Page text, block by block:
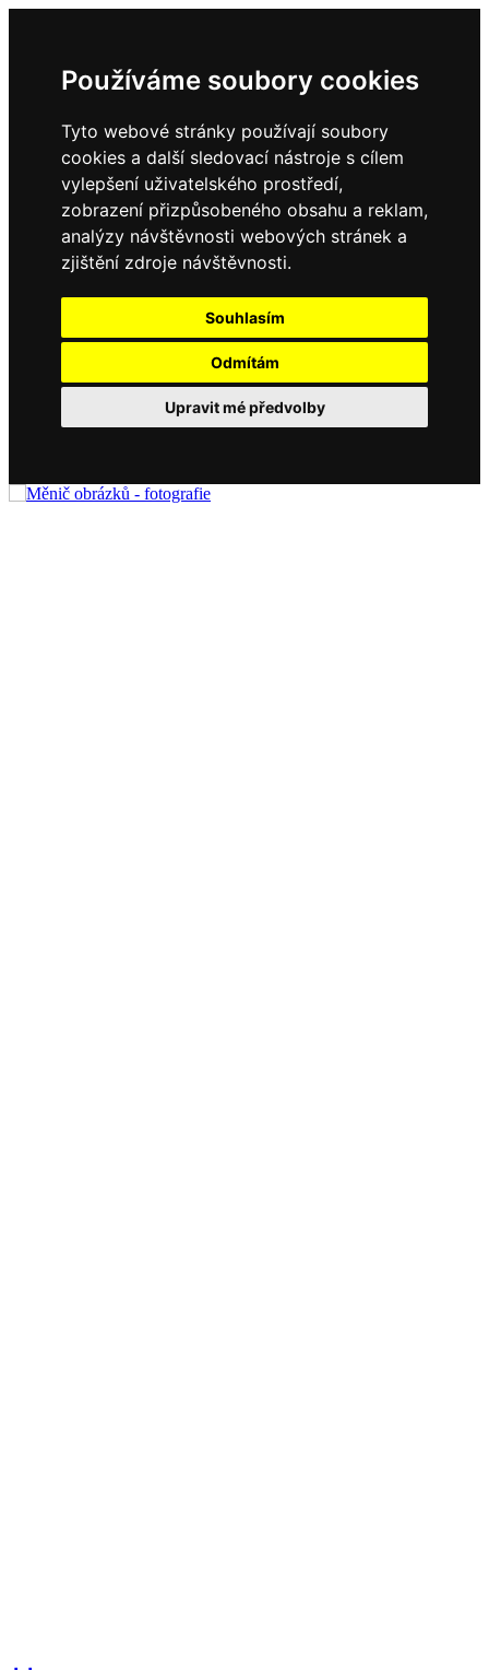
Používáme soubory cookies
Tyto webové stránky používají soubory
cookies a další sledovací nástroje s cílem
vylepšení uživatelského prostředí,
zobrazení přizpůsobeného obsahu a reklam,
analýzy návštěvnosti webových stránek a
zjištění zdroje návštěvnosti.
Souhlasím
Odmítám
Upravit mé předvolby